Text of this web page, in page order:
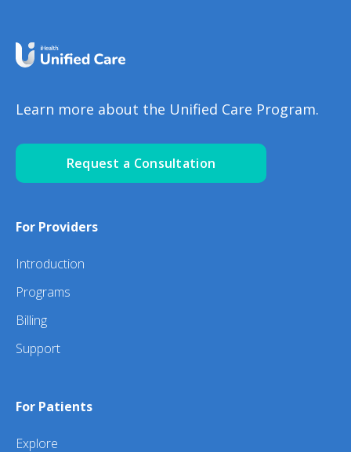
Learn more about the Unified Care Program.
Request a Consultation
For Providers
Introduction
Programs
Billing
Support
For Patients
Explore